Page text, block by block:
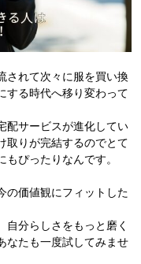
されて次々に服を買い換
する時代へ移り変わって
配サービスが進化してい
取りが完結するのでとて
ぴったりなんです。
の価値観にフィットした
自分らしさをもっと磨く
なたも一度試してみませ